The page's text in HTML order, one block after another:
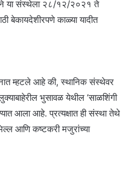
या संस्थेला २८/१२/२०२१ ते
बेकायदेशीरपणे काळ्या यादीत
म्हटले आहे की, स्थानिक संस्थेवर
भुसावळ येथील ‘साळशिंगी
आला आहे. प्रत्यक्षात ही संस्था तेथे
आणि कष्टकरी मजुरांच्या